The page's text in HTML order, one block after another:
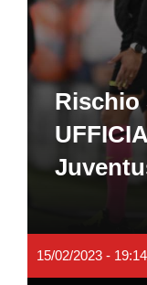
Rischio
15/02/2023 - 19:14